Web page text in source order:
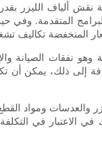
المتقدمة.
نفقات الصيانة
إلى ذلك، يمكن أن
في الاعتبار في